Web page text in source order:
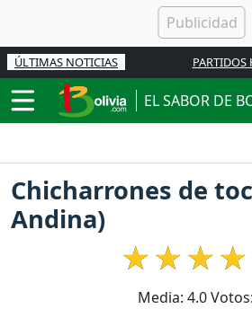
ÚLTIMAS NOTICIAS PARTIDOS
EL SABOR DE
Chicharrones de
Andina)
Media: 4.0Votos: